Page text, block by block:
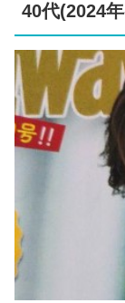
40代(2024